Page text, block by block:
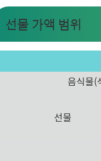
선물 가액 범위
음식물(
선물